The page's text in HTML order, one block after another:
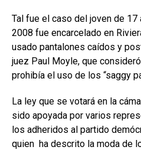
Tal fue el caso del joven de 17
2008 fue encarcelado en
usado pantalones caídos y
juez Paul Moyle, que
prohibía el uso de los “saggy
La ley que se votará en la
sido apoyada por varios
los adheridos al partido
quien ha descrito la moda de